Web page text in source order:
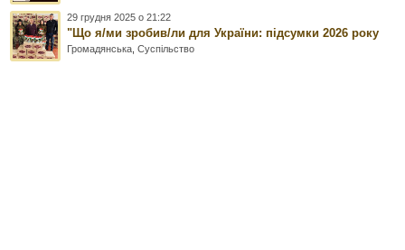
29 грудня 2025 о 21:22
"Що я/ми зробив/ли для України: підсумки 2026 року
Громадянська ,Суспільство